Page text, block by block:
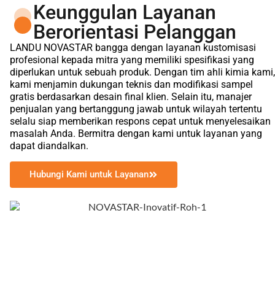
Keunggulan Layanan
Berorientasi Pelanggan
LANDU NOVASTAR bangga dengan layanan kustomisasi
profesional kepada mitra yang memiliki spesifikasi yang
diperlukan untuk sebuah produk. Dengan tim ahli kimia kami,
kami menjamin dukungan teknis dan modifikasi sampel
gratis berdasarkan desain final klien. Selain itu, manajer
penjualan yang bertanggung jawab untuk wilayah tertentu
selalu siap memberikan respons cepat untuk menyelesaikan
masalah Anda. Bermitra dengan kami untuk layanan yang
dapat diandalkan.
Hubungi Kami untuk Layanan